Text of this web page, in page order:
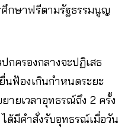
ศึกษาฟรีตามรัฐธรรมนูญ
กครองกลางจะปฏิเสธ
นฟ้องเกินกำหนดระยะ
ายเวลาอุทธรณ์ถึง 2 ครั้ง
ด้มีคำสั่งรับอุทธรณ์เมื่อวัน